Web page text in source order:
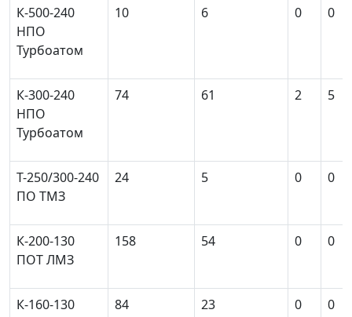
К-500-240
НПО
Турбоатом
10 6 0 0
К-300-240
НПО
Турбоатом
74 61 2 5
T-250/300-240
ПО ТМЗ
24 5 0 0
К-200-130
ПОТ ЛМЗ
158 54 0 0
К-160-130
84 23 0 0